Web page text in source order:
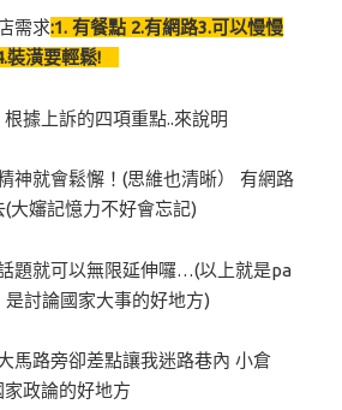
需求:1. 有餐點 2.有網路3.可以慢慢
裝潢要輕鬆!
據上訴的四項重點..來說明
就會鬆懈！(思維也清晰） 有網路
大嬸記憶力不好會忘記)
題就可以無限延伸囉…(以上就是pa
討論國家大事的好地方)
馬路旁卻差點讓我迷路巷內 小倉
政論的好地方